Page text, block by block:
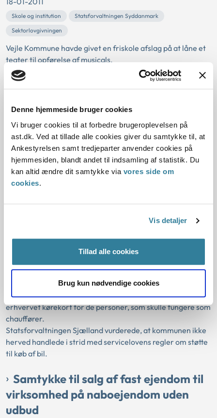
Denne hjemmeside bruger cookies
Vi bruger cookies til at forbedre brugeroplevelsen på
ast.dk. Ved at tillade alle cookies giver du samtykke til, at
Ankestyrelsen samt tredjeparter anvender cookies på
hjemmesiden, blandt andet til indsamling af statistik. Du
kan altid ændre dit samtykke via vores side om
cookies.
Vis detaljer
Tillad alle cookies
Brug kun nødvendige cookies
Skole og institution
Statsforvaltningen Syddanmark
Sektorlovgivningen
Vejle Kommune havde givet en friskole afslag på at låne et
teater til opførelse af musicals.
Undervisningsministeriet oplyste til Statsforvaltningen
Syddanmark, at friskoleloven udtømmende regulerer, hvad
basis. Der kan ikke gives støtte til kulturoplevelser leveret af
Stat...
Det var ikke i strid med servicelovens
regler om støtte til køb af bil at
indhente dokumentation for
erhvervet kørekort
Serviceloven Sektorlovgivningen
Konkret vurdering
Social og beskæftigelse
Statsforvaltningen Sjælland
Ved vurderingen af ansøgninger om støtte til køb af bil bad
Greve Kommune i tvivlstilfælde om dokumentation for
erhvervet kørekort for de personer, som skulle fungere som
chauffører.
Statsforvaltningen Sjælland vurderede, at kommunen ikke
herved handlede i strid med servicelovens regler om støtte
til køb af bil.
Samtykke til salg af fast ejendom til
virksomhed på naboejendom uden
udbud